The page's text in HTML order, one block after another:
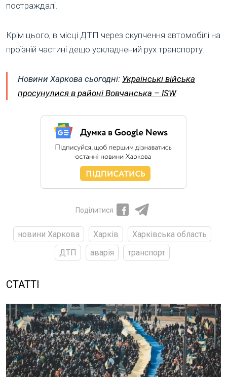
постраждалі.
Крім цього, в місці ДТП через скупчення автомобілі на
проїзній частині дещо ускладнений рух транспорту.
Новини Харкова сьогодні: Українські війська
просунулися в районі Вовчанська – ISW
Поділитися
новини Харкова Харків
Харківська область
ДТП
аварія транспорт
СТАТТІ